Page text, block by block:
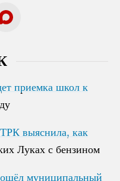
приемка школ к
приемка школ к
выяснила, как
Луках с бензином
выяснила, как
Луках с бензином
муниципальный
муниципальный